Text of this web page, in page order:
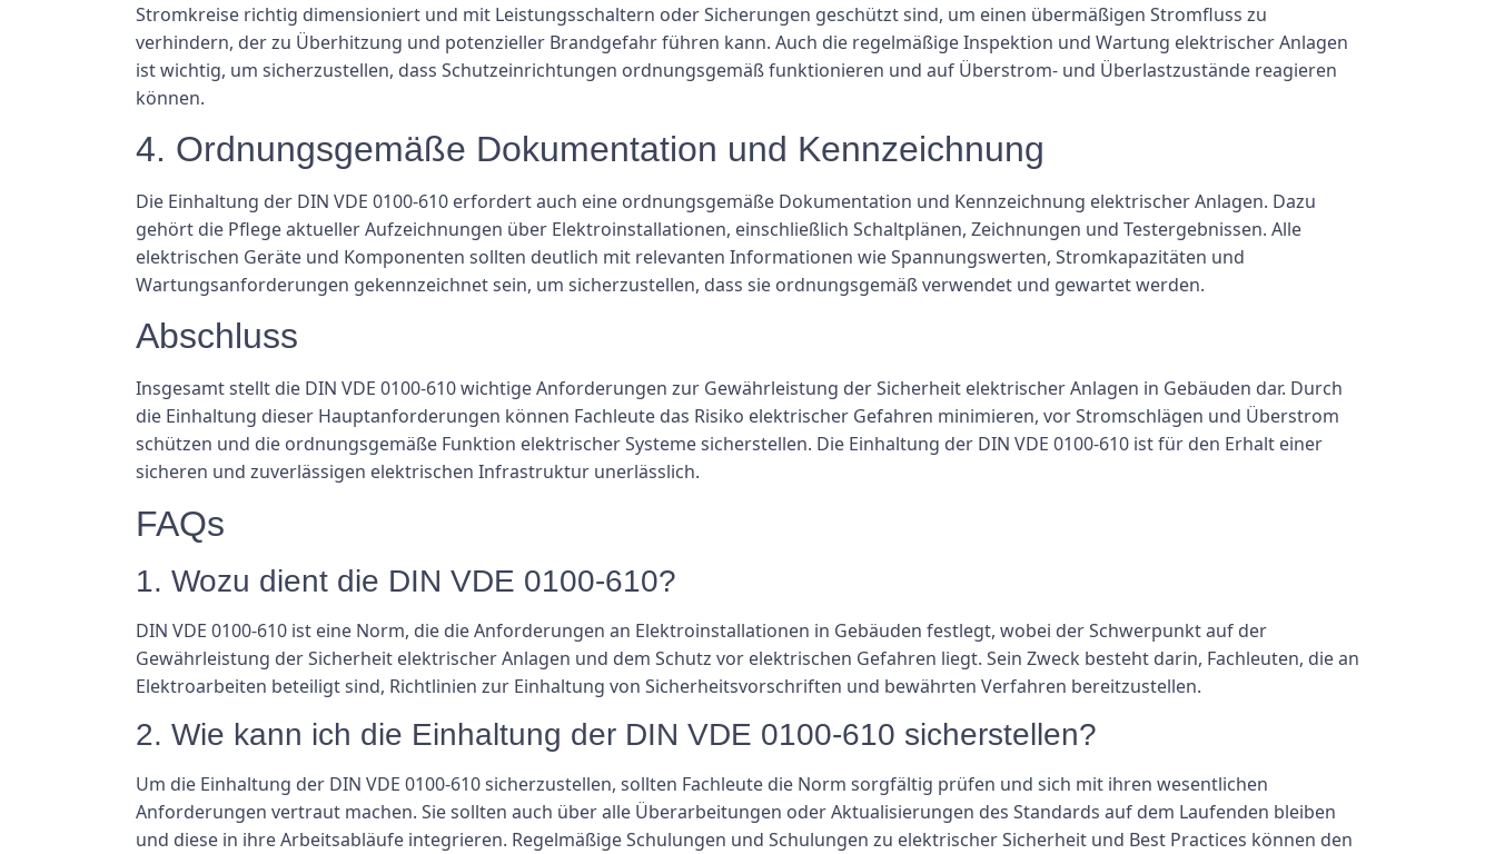
Stromkreise richtig dimensioniert und mit Leistungsschaltern oder Sicherungen geschützt sind, um einen übermäßigen Stromfluss zu
verhindern, der zu Überhitzung und potenzieller Brandgefahr führen kann. Auch die regelmäßige Inspektion und Wartung elektrischer Anlagen
ist wichtig, um sicherzustellen, dass Schutzeinrichtungen ordnungsgemäß funktionieren und auf Überstrom- und Überlastzustände reagieren
können.
4. Ordnungsgemäße Dokumentation und Kennzeichnung
Die Einhaltung der DIN VDE 0100-610 erfordert auch eine ordnungsgemäße Dokumentation und Kennzeichnung elektrischer Anlagen. Dazu
gehört die Pflege aktueller Aufzeichnungen über Elektroinstallationen, einschließlich Schaltplänen, Zeichnungen und Testergebnissen. Alle
elektrischen Geräte und Komponenten sollten deutlich mit relevanten Informationen wie Spannungswerten, Stromkapazitäten und
Wartungsanforderungen gekennzeichnet sein, um sicherzustellen, dass sie ordnungsgemäß verwendet und gewartet werden.
Abschluss
Insgesamt stellt die DIN VDE 0100-610 wichtige Anforderungen zur Gewährleistung der Sicherheit elektrischer Anlagen in Gebäuden dar. Durch
die Einhaltung dieser Hauptanforderungen können Fachleute das Risiko elektrischer Gefahren minimieren, vor Stromschlägen und Überstrom
schützen und die ordnungsgemäße Funktion elektrischer Systeme sicherstellen. Die Einhaltung der DIN VDE 0100-610 ist für den Erhalt einer
sicheren und zuverlässigen elektrischen Infrastruktur unerlässlich.
FAQs
1. Wozu dient die DIN VDE 0100-610?
DIN VDE 0100-610 ist eine Norm, die die Anforderungen an Elektroinstallationen in Gebäuden festlegt, wobei der Schwerpunkt auf der
Gewährleistung der Sicherheit elektrischer Anlagen und dem Schutz vor elektrischen Gefahren liegt. Sein Zweck besteht darin, Fachleuten, die an
Elektroarbeiten beteiligt sind, Richtlinien zur Einhaltung von Sicherheitsvorschriften und bewährten Verfahren bereitzustellen.
2. Wie kann ich die Einhaltung der DIN VDE 0100-610 sicherstellen?
Um die Einhaltung der DIN VDE 0100-610 sicherzustellen, sollten Fachleute die Norm sorgfältig prüfen und sich mit ihren wesentlichen
Anforderungen vertraut machen. Sie sollten auch über alle Überarbeitungen oder Aktualisierungen des Standards auf dem Laufenden bleiben
und diese in ihre Arbeitsabläufe integrieren. Regelmäßige Schulungen und Schulungen zu elektrischer Sicherheit und Best Practices können den